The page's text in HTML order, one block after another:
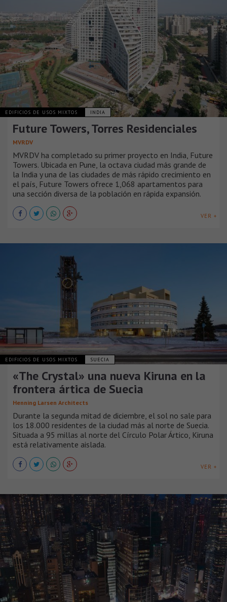
EDIFICIOS DE USOS MIXTOS INDIA
Future Towers, Torres Residenciales
MVRDV
MVRDV ha completado su primer proyecto en India, Future
Towers. Ubicada en Pune, la octava ciudad más grande de
la India y una de las ciudades de más rápido crecimiento en
el país, Future Towers ofrece 1,068 apartamentos para
una sección diversa de la población en rápida expansión.
VER +
EDIFICIOS DE USOS MIXTOS SUECIA
«The Crystal» una nueva Kiruna en la
frontera ártica de Suecia
Henning Larsen Architects
Durante la segunda mitad de diciembre, el sol no sale para
los 18.000 residentes de la ciudad más al norte de Suecia.
Situada a 95 millas al norte del Círculo Polar Ártico, Kiruna
está relativamente aislada.
VER +